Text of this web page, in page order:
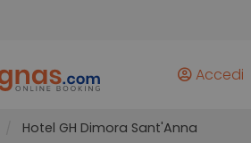
Accedi
Hotel GH Dimora Sant'Anna